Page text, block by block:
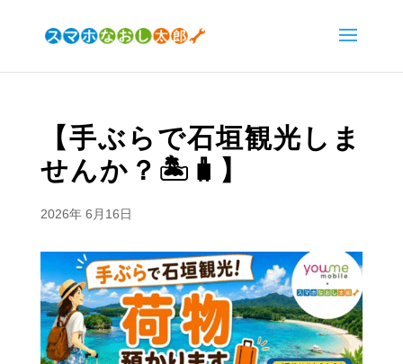
【手ぶらで石垣観光しま
せんか？🏝️🧳】
2026年 6月16日